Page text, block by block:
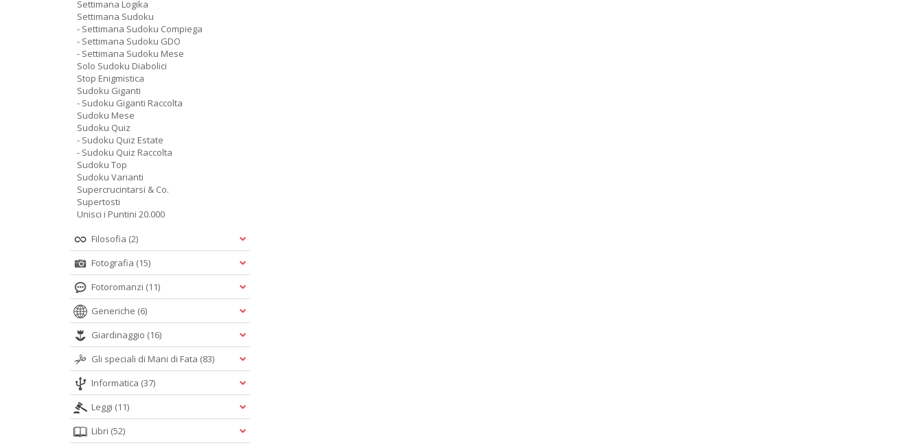
Settimana Logika
Settimana Sudoku
- Settimana Sudoku Compiega
- Settimana Sudoku GDO
- Settimana Sudoku Mese
Solo Sudoku Diabolici
Stop Enigmistica
Sudoku Giganti
- Sudoku Giganti Raccolta
Sudoku Mese
Sudoku Quiz
- Sudoku Quiz Estate
- Sudoku Quiz Raccolta
Sudoku Top
Sudoku Varianti
Supercrucintarsi & Co.
Supertosti
Unisci i Puntini 20.000
Filosofia (2)
Fotografia (15)
Fotoromanzi (11)
Generiche (6)
Giardinaggio (16)
Gli speciali di Mani di Fata (83)
Informatica (37)
Leggi (11)
Libri (52)